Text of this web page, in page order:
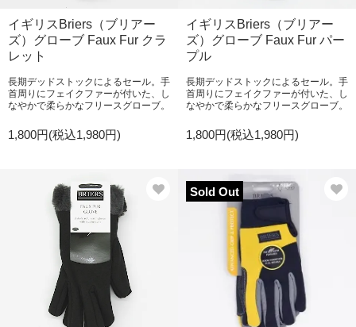
イギリスBriers（ブリアー
ズ）グローブ Faux Fur クラ
レット
長期デッドストックによるセール。手
首周りにフェイクファーが付いた、し
なやかで柔らかなフリースグローブ。
1,800円(税込1,980円)
イギリスBriers（ブリアー
ズ）グローブ Faux Fur パー
プル
長期デッドストックによるセール。手
首周りにフェイクファーが付いた、し
なやかで柔らかなフリースグローブ。
1,800円(税込1,980円)
Sold Out